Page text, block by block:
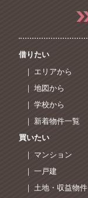
借りたい
｜ エリアから
｜ 地図から
｜ 学校から
｜ 新着物件一覧
買いたい
｜ マンション
｜ 一戸建
｜ 土地・収益物件